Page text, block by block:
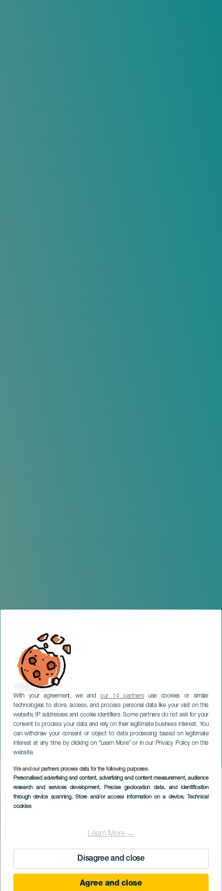
With your agreement, we andour 14 partnersuse cookies or similar
technologies to store, access, and process personal data like your visit on this
website, IP addresses and cookie identifiers. Some partners do not ask for your
consent to process your data and rely on their legitimate business interest. You
can withdraw your consent or object to data processing based on legitimate
interest at any time by clicking on “Learn More” or in our Privacy Policy on this
website.
We and our partners process data for the following purposes:
Personalised advertising and content, advertising and content measurement, audience
research and services development, Precise geolocation data, and identification
through device scanning, Store and/or access information on a device, Technical
cookies
Learn More →
Disagree and close
Agree and close
Transvulcania Bike
LA PALMA
Imagen
Listado
Localidad
El Paso
Die Transvulcania Bike ist eine Sportveranstaltung, die aus